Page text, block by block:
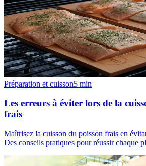
Préparation et cuisson5 min
Les erreurs à éviter lors de la
frais
Maîtrisez la cuisson du poisson frais en
Des conseils pratiques pour réussir chaque